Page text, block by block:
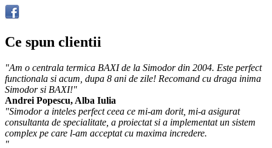
Ce spun clientii
"Am o centrala termica BAXI de la Simodor din 2004. Este perfect
functionala si acum, dupa 8 ani de zile! Recomand cu draga inima
Simodor si BAXI!"
Andrei Popescu, Alba Iulia
"Simodor a inteles perfect ceea ce mi-am dorit, mi-a asigurat
consultanta de specialitate, a proiectat si a implementat un sistem
complex pe care l-am acceptat cu maxima incredere.
"